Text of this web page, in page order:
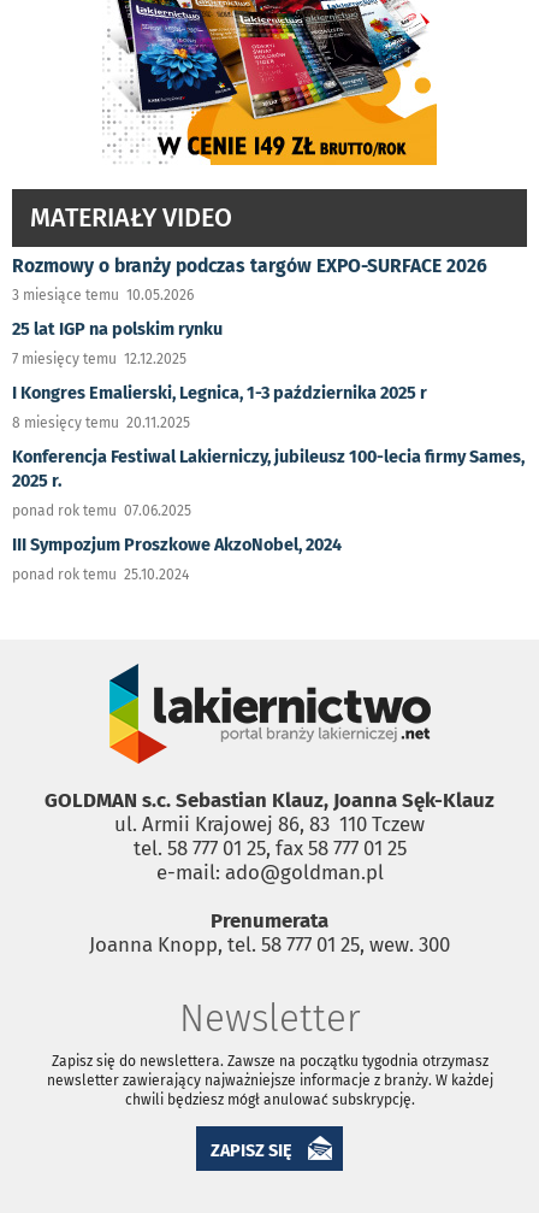
MATERIAŁY VIDEO
Rozmowy o branży podczas targów EXPO-SURFACE 2026
3 miesiące temu 10.05.2026
25 lat IGP na polskim rynku
7 miesięcy temu 12.12.2025
I Kongres Emalierski, Legnica, 1-3 października 2025 r
8 miesięcy temu 20.11.2025
Konferencja Festiwal Lakierniczy, jubileusz 100-lecia firmy Sames,
2025 r.
ponad rok temu 07.06.2025
III Sympozjum Proszkowe AkzoNobel, 2024
ponad rok temu 25.10.2024
GOLDMAN s.c. Sebastian Klauz, Joanna Sęk-Klauz
ul. Armii Krajowej 86, 83 ­ 110 Tczew
tel. 58 777 01 25, fax 58 777 01 25
e-mail: ado@goldman.pl
Prenumerata
Joanna Knopp, tel. 58 777 01 25, wew. 300
Newsletter
Zapisz się do newslettera. Zawsze na początku tygodnia otrzymasz
newsletter zawierający najważniejsze informacje z branży. W każdej
chwili będziesz mógł anulować subskrypcję.
ZAPISZ SIĘ